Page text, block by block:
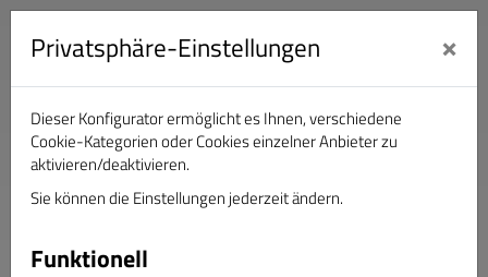
Verband Deutscher Sportjournalisten e.V.
Privatsphäre-Einstellungen ×
Dieser Konfigurator ermöglicht es Ihnen, verschiedene
Cookie-Kategorien oder Cookies einzelner Anbieter zu
aktivieren/deaktivieren.
Sie können die Einstellungen jederzeit ändern.
Funktionell